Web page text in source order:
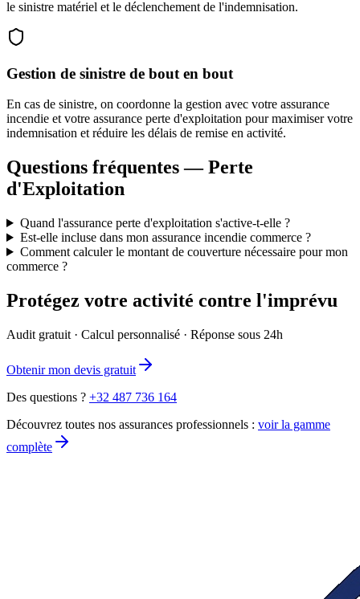
le sinistre matériel et le déclenchement de l'indemnisation.
Gestion de sinistre de bout en bout
En cas de sinistre, on coordonne la gestion avec votre assurance
incendie et votre assurance perte d'exploitation pour maximiser votre
indemnisation et réduire les délais de remise en activité.
Questions fréquentes — Perte
d'Exploitation
Quand l'assurance perte d'exploitation s'active-t-elle ?
Est-elle incluse dans mon assurance incendie commerce ?
Comment calculer le montant de couverture nécessaire pour mon
commerce ?
Protégez votre activité contre l'imprévu
Audit gratuit · Calcul personnalisé · Réponse sous 24h
Obtenir mon devis gratuit
Des questions ? +32 487 736 164
Découvrez toutes nos assurances professionnels : voir la gamme
complète